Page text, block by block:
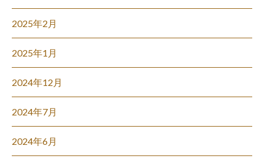
2025年2月
2025年1月
2024年12月
2024年7月
2024年6月